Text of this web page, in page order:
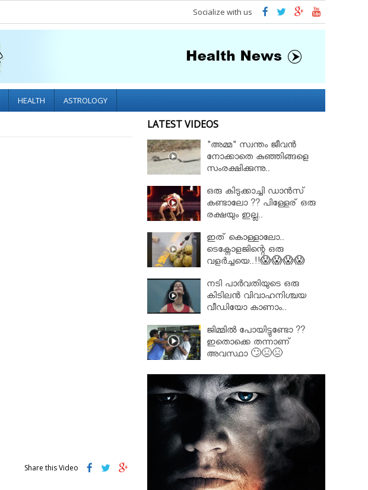
Socialize with us
HEALTH ASTROLOGY
Share this Video
LATEST VIDEOS
"അമ്മ" സ്വന്തം ജീവൻ
നോക്കാതെ കുഞ്ഞിങ്ങളെ
സംരക്ഷിക്കുന്നു..
ഒരു കിടുക്കാച്ചി ഡാൻസ്
കണ്ടാലോ ?? പിള്ളേര് ഒരു
രക്ഷയും ഇല്ല..
ഇത് കൊള്ളാലോ..
ടെക്നോളജിന്റെ ഒരു
വളർച്ചയെ..!!😱😱😱😱
നടി പാർവതിയുടെ ഒരു
കിടിലൻ വിവാഹനിശ്ചയ
വീഡിയോ കാണാം..
ജിമ്മിൽ പോയിട്ടുണ്ടോ ??
ഇതൊക്കെ തന്നാണ്
അവസ്ഥാ 🙄😣😣